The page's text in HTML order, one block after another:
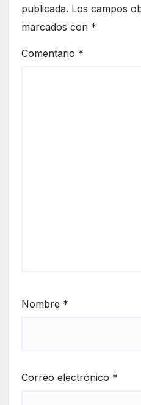
publicada. Los campos
marcados con *
Comentario *
Nombre *
Correo electrónico *